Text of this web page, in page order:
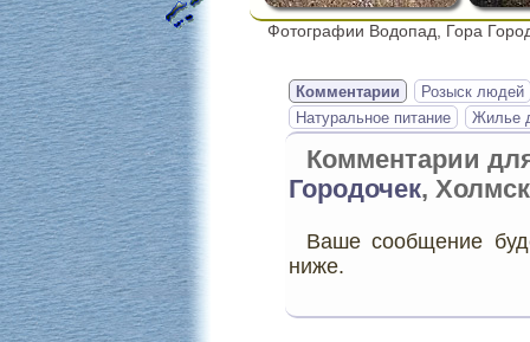
Фотографии Водопад, Гора
Комментарии
Розыск людей
Натуральное питание
Жилье
Комментарии
Городочек,
Ваше сообщение
ниже.